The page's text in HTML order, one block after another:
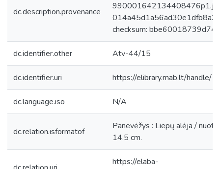
dc.description.provenance
checksum:
dc.identifier.other Atv-44/15
dc.identifier.uri https://elibrary.mab.lt/handle/
dc.language.iso N/A
dc.relation.isformatof
Panevėžys : Liepų alėja /
14.5 cm.
https://elaba-